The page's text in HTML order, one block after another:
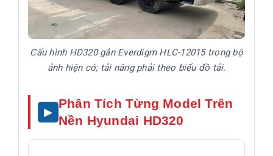
Cấu hình HD320 gắn Everdigm HLC-12015 trong bộ
ảnh hiện có; tải nâng phải theo biểu đồ tải.
Phân Tích Từng Model Trên
Nền Hyundai HD320